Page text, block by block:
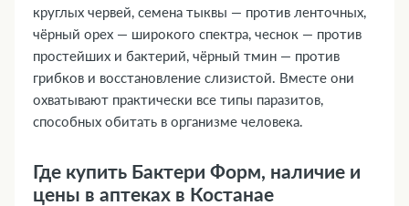
круглых червей, семена тыквы — против ленточных,
чёрный орех — широкого спектра, чеснок — против
простейших и бактерий, чёрный тмин — против
грибков и восстановление слизистой. Вместе они
охватывают практически все типы паразитов,
способных обитать в организме человека.
Где купить Бактери Форм, наличие и
цены в аптеках в Костанае